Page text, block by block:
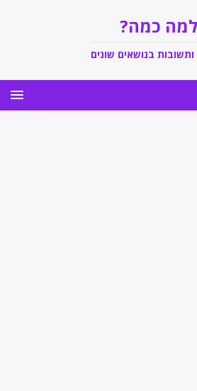
למה כמה?
בנושאים שונים